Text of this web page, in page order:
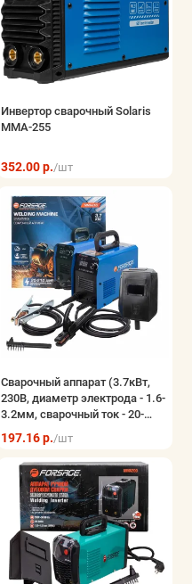
Инвертор сварочный Solaris
MMA-255
352.00 р./шт
Сварочный аппарат (3.7кВт,
230В, диаметр электрода - 1.6-
3.2мм, сварочный ток - 20-
210А)
197.16 р./шт